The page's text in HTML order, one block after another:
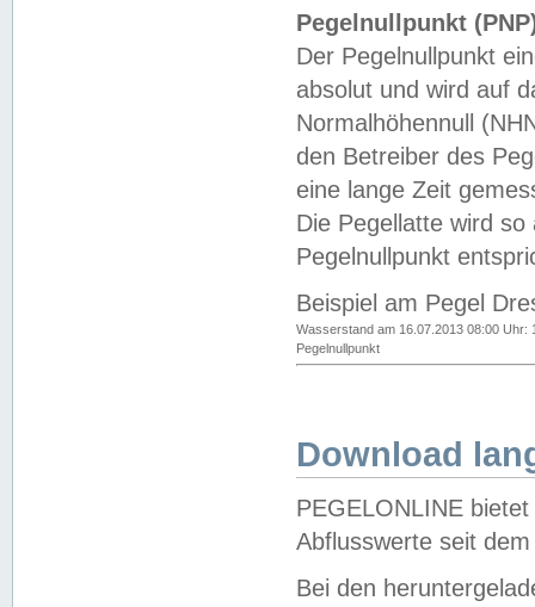
Pegelnullpunkt
Der Pegelnullpunkt
absolut und wird auf
Normalhöhennull
den Betreiber des
eine lange Zeit
Die Pegellatte wird
Pegelnullpunkt
Beispiel am Pegel
Wasserstand am 16.07.2013 08:00 Uhr:
Pegelnullpunkt
Download
PEGELONLINE
Abflusswerte seit
Bei den